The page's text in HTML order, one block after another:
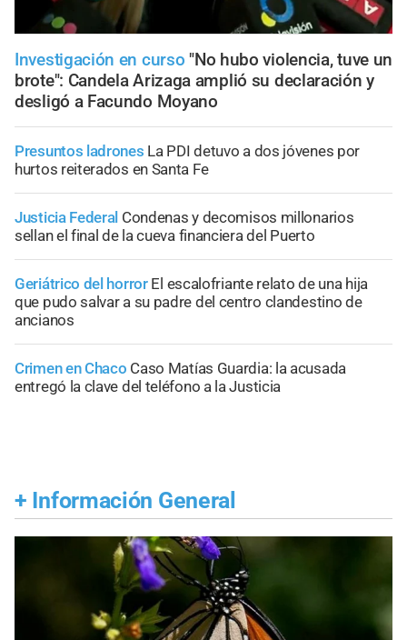
Investigación en curso "No hubo violencia, tuve un
brote": Candela Arizaga amplió su declaración y
desligó a Facundo Moyano
Presuntos ladrones La PDI detuvo a dos jóvenes por
hurtos reiterados en Santa Fe
Justicia Federal Condenas y decomisos millonarios
sellan el final de la cueva financiera del Puerto
Geriátrico del horror El escalofriante relato de una hija
que pudo salvar a su padre del centro clandestino de
ancianos
Crimen en Chaco Caso Matías Guardia: la acusada
entregó la clave del teléfono a la Justicia
+ Información General